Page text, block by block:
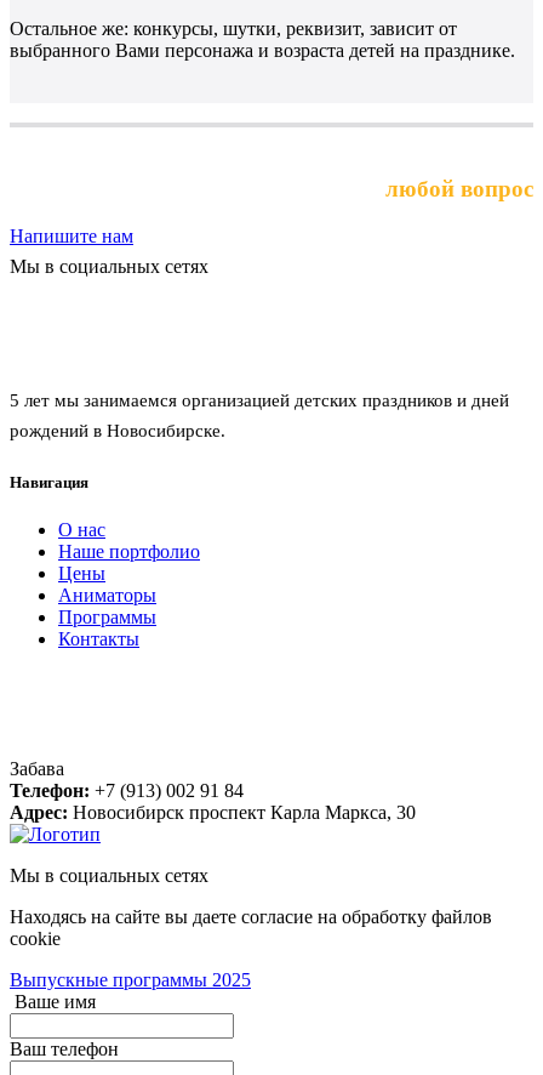
Остальное же: конкурсы, шутки, реквизит, зависит от
выбранного Вами персонажа и возраста детей на празднике.
любой вопрос
Напишите нам
Мы в социальных сетях
5 лет мы занимаемся организацией детских праздников и дней
рождений в Новосибирске.
Навигация
О нас
Наше портфолио
Цены
Аниматоры
Программы
Контакты
Забава
Телефон: +7 (913) 002 91 84
Адрес: Новосибирск проспект Карла Маркса, 30
Мы в социальных сетях
Находясь на сайте вы даете согласие на обработку файлов
cookie
Выпускные программы 2025
Ваше имя
Ваш телефон